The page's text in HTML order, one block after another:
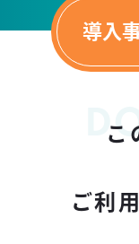
導入
こ
ご利